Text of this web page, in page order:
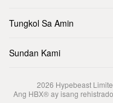
Tungkol Sa Amin
Sundan Kami
2026 Hypebeast
Ang HBX® ay isang